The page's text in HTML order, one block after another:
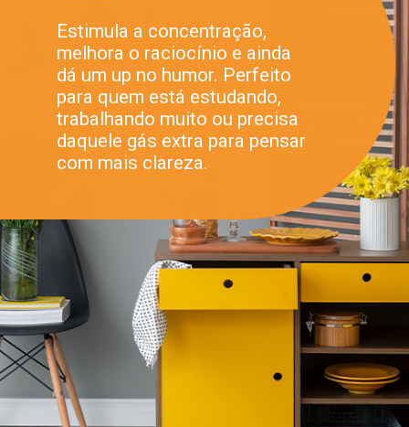
Estimula a concentração,
melhora o raciocínio e ainda
dá um up no humor. Perfeito
para quem está estudando,
trabalhando muito ou precisa
daquele gás extra para pensar
com mais clareza.